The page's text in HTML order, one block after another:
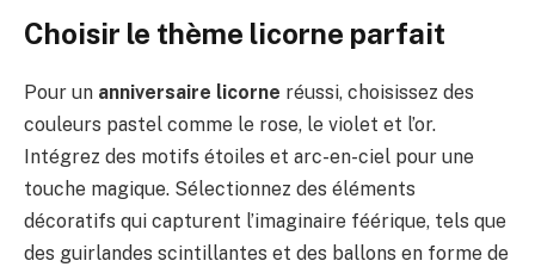
Choisir le thème licorne parfait
Pour un anniversaire licorne réussi, choisissez des
couleurs pastel comme le rose, le violet et l’or.
Intégrez des motifs étoiles et arc-en-ciel pour une
touche magique. Sélectionnez des éléments
décoratifs qui capturent l’imaginaire féérique, tels que
des guirlandes scintillantes et des ballons en forme de